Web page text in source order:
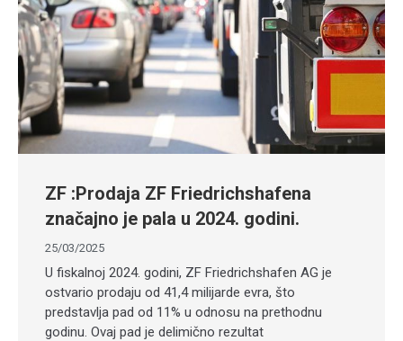
ZF :Prodaja ZF Friedrichshafena
značajno je pala u 2024. godini.
25/03/2025
​U fiskalnoj 2024. godini, ZF Friedrichshafen AG je
ostvario prodaju od 41,4 milijarde evra, što
predstavlja pad od 11% u odnosu na prethodnu
godinu. Ovaj pad je delimično rezultat